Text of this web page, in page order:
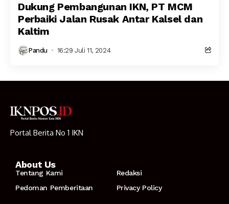
Dukung Pembangunan IKN, PT MCM
Perbaiki Jalan Rusak Antar Kalsel dan
Kaltim
Pandu 16:29 Juli 11, 2024
Portal Berita No 1 IKN
About Us
Tentang Kami
Redaksi
Pedoman Pemberitaan
Privacy Policy